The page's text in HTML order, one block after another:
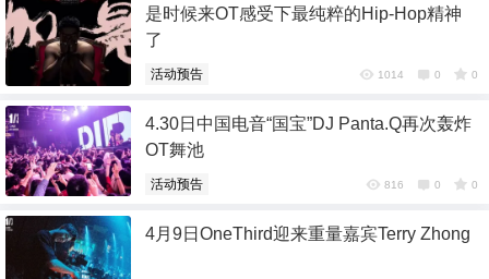
是时候来OT感受下最纯粹的Hip-Hop精神
了
活动预告 1014 0 0
4.30日中国电音“国宝”DJ Panta.Q再次轰炸
OT舞池
活动预告 816 0 0
4月9日OneThird迎来重量嘉宾Terry Zhong
您没有权限发布内容，请购买会员或者提升权
限。
忘记密码？